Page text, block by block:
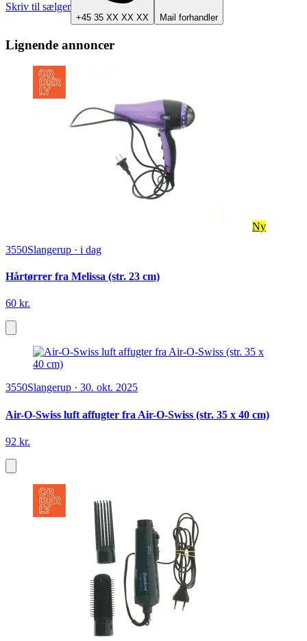
Skriv til sælger
+45 35 XX XX XX Mail forhandler
Lignende annoncer
Ny
3550Slangerup · i dag
Hårtørrer fra Melissa (str. 23 cm)
60 kr.
3550Slangerup · 30. okt. 2025
Air-O-Swiss luft affugter fra Air-O-Swiss (str. 35 x 40 cm)
92 kr.